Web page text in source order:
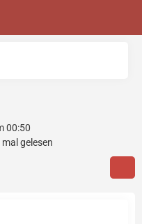
00:50
gelesen